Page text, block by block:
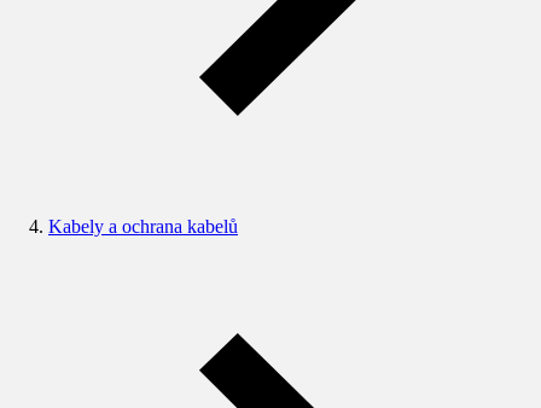
Kabely a ochrana kabelů